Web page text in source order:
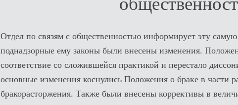
Отдел по связям с общественностью информирует эту
поднадзорные ему законы были внесены изменения.
соответствие со сложившейся практикой и перестало
основные изменения коснулись Положения о браке в части
бракорасторжения. Также были внесены коррективы в